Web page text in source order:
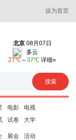
设为首页
电影
电视
试卷 大学
展会
活动